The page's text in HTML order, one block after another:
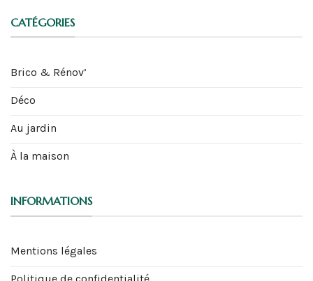
CATÉGORIES
Brico & Rénov’
Déco
Au jardin
À la maison
INFORMATIONS
Mentions légales